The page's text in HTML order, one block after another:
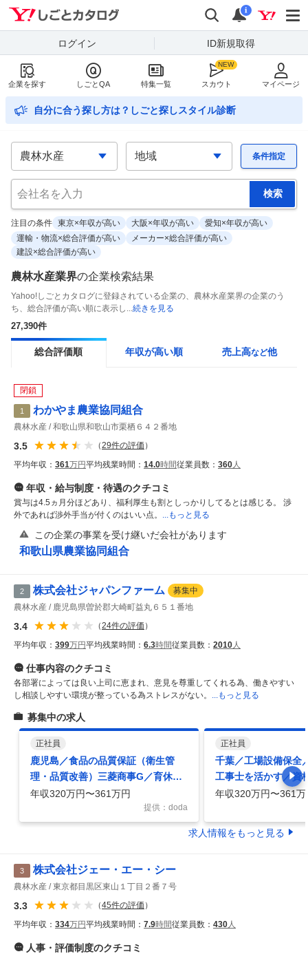
検索
通知
i
ログイン ID新規取得
企業を探す しごとQA 特集一覧 スカウト マイページ
自分に合う探し方は？しごと探しスタイル診断
条件指定
注目の条件 東京×年収が高い 大阪×年収が高い
愛知×年収が高い
運輸・物流×総合評価が高い
メーカー×総合評価が高い
建設×総合評価が高い
農林水産業界の企業検索結果
Yahoo!しごとカタログに登録されている企業の、農林水産業界の企業のう
ち、総合評価が高い順に表示し...続きを見る
27,390件
総合評価順 年収が高い順 売上高など他
閉鎖
1 わかやま農業協同組合
農林水産 和歌山県和歌山市栗栖６４２番地
3.5 （29件の評価 ）
平均年収： 361万円平均残業時間： 14.0時間従業員数： 360人
年収・給与制度・待遇のクチコミ
賞与は4.5ヵ月分ほどあり、福利厚生も割としっかりしてるとは感じる。 渉
外であれば渉外手当が付くのはいい点。 ...もっと見る
この企業の事業を受け継いだ会社があります
和歌山県農業協同組合
2 株式会社ジャパンファーム
募集中
農林水産
鹿児島県曽於郡大崎町益丸６５１番地
3.4 （24件の評価 ）
平均年収： 399万円平均残業時間： 6.3時間従業員数： 2010人
仕事内容のクチコミ
各部署によっては良い上司に恵まれ、意見を尊重してくれる為、働きやすい
し相談しやすい環境が整っている為ストレスがない。 ...もっと見る
募集中の求人
正社員
鹿児島／食品の品質保証（衛生管
理・品質改善）三菱商事G／育休制
度充実／賞与最大７か月分
年収320万円〜361万円
提供：doda
正社員
千葉／工場設備保全
工事士を活かす／資
有／三菱商事G
年収320万円〜361万
求人情報をもっと見る
3 株式会社ジェー・エー・シー
農林水産 東京都目黒区東山１丁目２番７号
3.3 （45件の評価 ）
平均年収： 334万円平均残業時間： 7.9時間従業員数： 430人
人事・評価制度のクチコミ